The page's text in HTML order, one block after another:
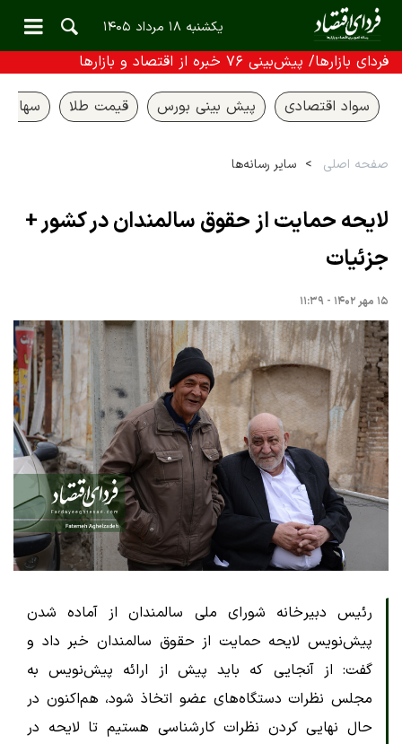
یکشنبه ۱۸ مرداد ۱۴۰۵
فردای بازارها/ پیش‌بینی ۷۶ خبره از اقتصاد و بازارها
سواد اقتصادی پیش بینی بورس قیمت طلا سهام
صفحه اصلی سایر رسانه‌ها
لایحه حمایت از حقوق سالمندان در کشور +
جزئیات
۱۵ مهر ۱۴۰۲ - ۱۱:۳۹
رئیس دبیرخانه شورای ملی سالمندان از آماده شدن
پیش‌نویس لایحه حمایت از حقوق سالمندان خبر داد و
گفت: از آنجایی که باید پیش از ارائه پیش‌نویس به
مجلس نظرات دستگاه‌های عضو اتخاذ شود، هم‌اکنون در
حال نهایی کردن نظرات کارشناسی هستیم تا لایحه در